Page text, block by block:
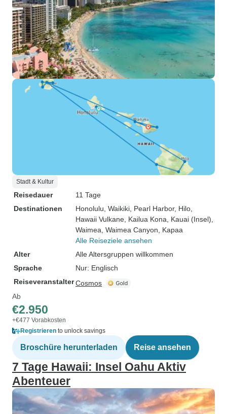
Stadt & Kultur
Reisedauer
11 Tage
Destinationen
Honolulu , Waikiki , Pearl Harbor, Hilo
Hawaii Vulkane , Kailua Kona , Kauai (Insel)
Waimea , Waimea Canyon , Kapaa
Alle Reiseziele ansehen
Alter
Alle Altersgruppen willkommen
Sprache
Nur: Englisch
ReiseveranstalterCosmos
Ab
€2.950
+€477 Vorabkosten
Registrieren to unlock savings
Broschüre herunterladen Reise ansehen
7 Tage Hawaii: Insel Oahu Aktiv
Abenteuer